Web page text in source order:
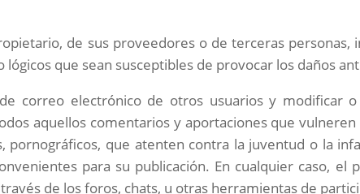
de sus proveedores o de terceras
que sean susceptibles de provocar los daños
correo electrónico de otros usuarios y modificar o
aquellos comentarios y aportaciones que
pornográficos, que atenten contra la juventud o la
para su publicación. En cualquier caso, el
de los foros, chats, u otras herramientas de